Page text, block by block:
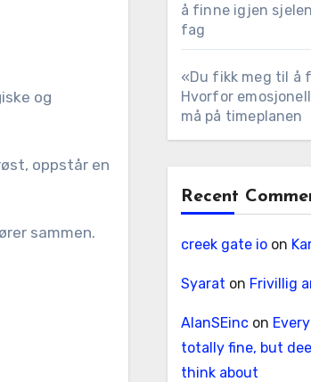
og
oppstår en
sammen.
å finne igjen
fag
«Du fikk meg til å
Hvorfor
må på timeplanen
Recent
creek gate ioon
Syarat on Frivillig
AlanSEincon
totally fine, but
think about